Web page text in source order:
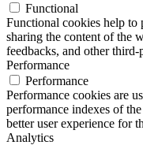
Functional
Functional cookies help
sharing the content of the
feedbacks, and other third-
Performance
Performance
Performance cookies are
performance indexes of
better user experience for
Analytics